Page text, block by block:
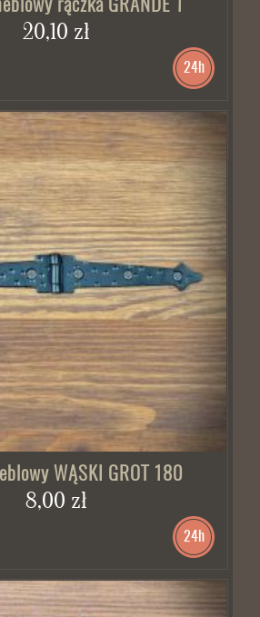
rączka GRANDE 1
20,10 zł
24h
WĄSKI GROT 180
8,00 zł
24h